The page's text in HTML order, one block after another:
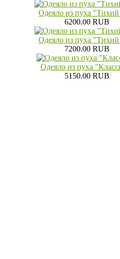
Одеяло из пуха "Тихий
6200.00 RUB
Одеяло из пуха "Тихий
7200.00 RUB
Одеяло из пуха
5150.00 RUB